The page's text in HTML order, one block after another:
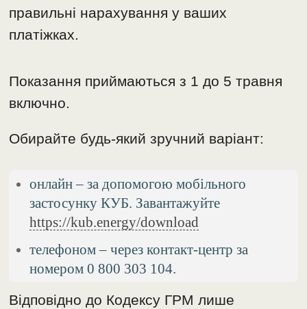
правильні нарахування у ваших
платіжках.
Показання приймаються з 1 до 5 травня
включно.
Обирайте будь-який зручний варіант:
онлайн – за допомогою мобільного
застосунку КУБ. Завантажуйте
https://kub.energy/download
телефоном – через контакт-центр за
номером 0 800 303 104.
Відповідно до Кодексу ГРМ лише